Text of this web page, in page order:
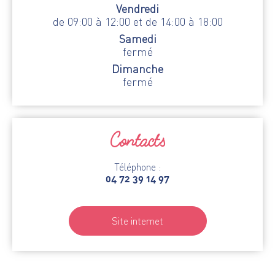
Vendredi
de 09:00 à 12:00 et de 14:00 à 18:00
Samedi
fermé
Dimanche
fermé
Contacts
Téléphone :
04 72 39 14 97
Site internet